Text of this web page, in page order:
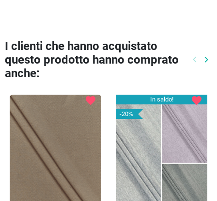
I clienti che hanno acquistato
questo prodotto hanno comprato
anche:
keyboard_arrow_left keyboard_arrow_right
favorite
In saldo!
-20%
favorite